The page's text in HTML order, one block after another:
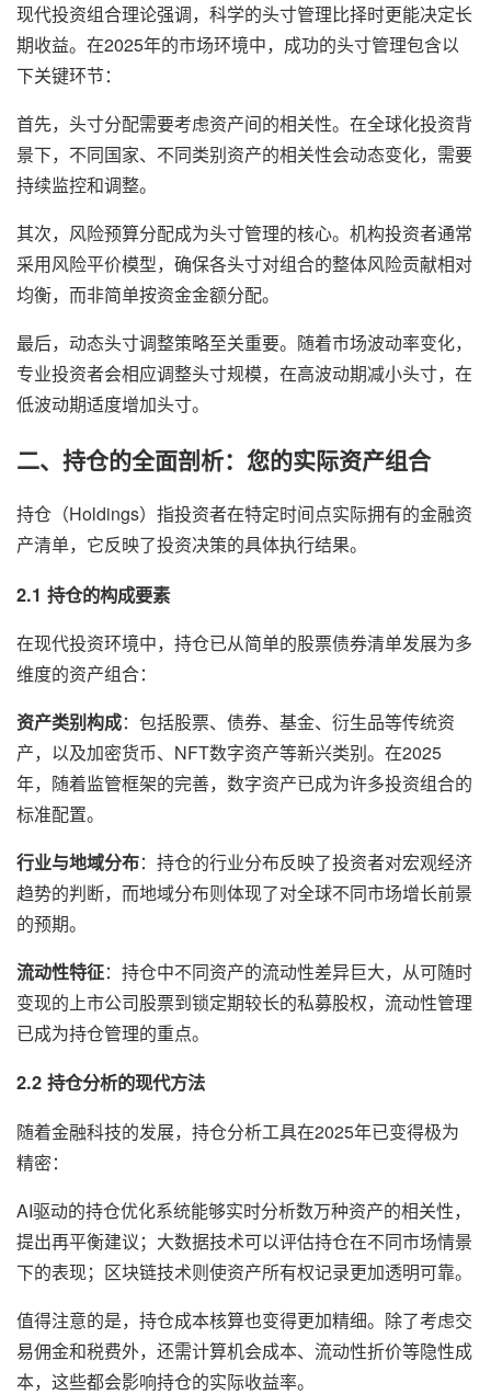
现代投资组合理论强调，科学的头寸管理比择时更能决定长
期收益。在2025年的市场环境中，成功的头寸管理包含以
下关键环节：
首先，头寸分配需要考虑资产间的相关性。在全球化投资背
景下，不同国家、不同类别资产的相关性会动态变化，需要
持续监控和调整。
其次，风险预算分配成为头寸管理的核心。机构投资者通常
采用风险平价模型，确保各头寸对组合的整体风险贡献相对
均衡，而非简单按资金金额分配。
最后，动态头寸调整策略至关重要。随着市场波动率变化，
专业投资者会相应调整头寸规模，在高波动期减小头寸，在
低波动期适度增加头寸。
二、持仓的全面剖析：您的实际资产组合
持仓（Holdings）指投资者在特定时间点实际拥有的金融资
产清单，它反映了投资决策的具体执行结果。
2.1 持仓的构成要素
在现代投资环境中，持仓已从简单的股票债券清单发展为多
维度的资产组合：
资产类别构成：包括股票、债券、基金、衍生品等传统资
产，以及加密货币、NFT数字资产等新兴类别。在2025
年，随着监管框架的完善，数字资产已成为许多投资组合的
标准配置。
行业与地域分布：持仓的行业分布反映了投资者对宏观经济
趋势的判断，而地域分布则体现了对全球不同市场增长前景
的预期。
流动性特征：持仓中不同资产的流动性差异巨大，从可随时
变现的上市公司股票到锁定期较长的私募股权，流动性管理
已成为持仓管理的重点。
2.2 持仓分析的现代方法
随着金融科技的发展，持仓分析工具在2025年已变得极为
精密：
AI驱动的持仓优化系统能够实时分析数万种资产的相关性，
提出再平衡建议；大数据技术可以评估持仓在不同市场情景
下的表现；区块链技术则使资产所有权记录更加透明可靠。
值得注意的是，持仓成本核算也变得更加精细。除了考虑交
易佣金和税费外，还需计算机会成本、流动性折价等隐性成
本，这些都会影响持仓的实际收益率。